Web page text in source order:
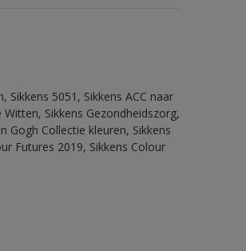
Sikkens 5051, Sikkens ACC naar
Witten, Sikkens Gezondheidszorg,
Gogh Collectie kleuren, Sikkens
Futures 2019, Sikkens Colour